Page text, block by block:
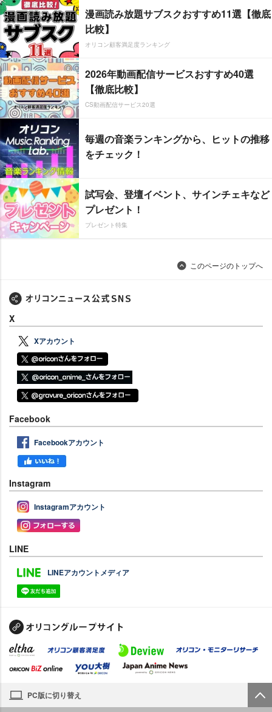
漫画読み放題サブスクおすすめ11選【徹底
比較】
オリコン顧客満足度ランキング
2026年動画配信サービスおすすめ40選
【徹底比較】
CS動画配信サービス20選
毎週の音楽ランキングから、ヒットの推移
をチェック！
試写会、登壇イベント、サインチェキなど
プレゼント！
プレゼント特集
このページのトップへ
X
Xアカウント
Facebook
Facebookアカウント
Instagram
Instagramアカウント
LINE
LINEアカウントメディア
PC版に切り替え